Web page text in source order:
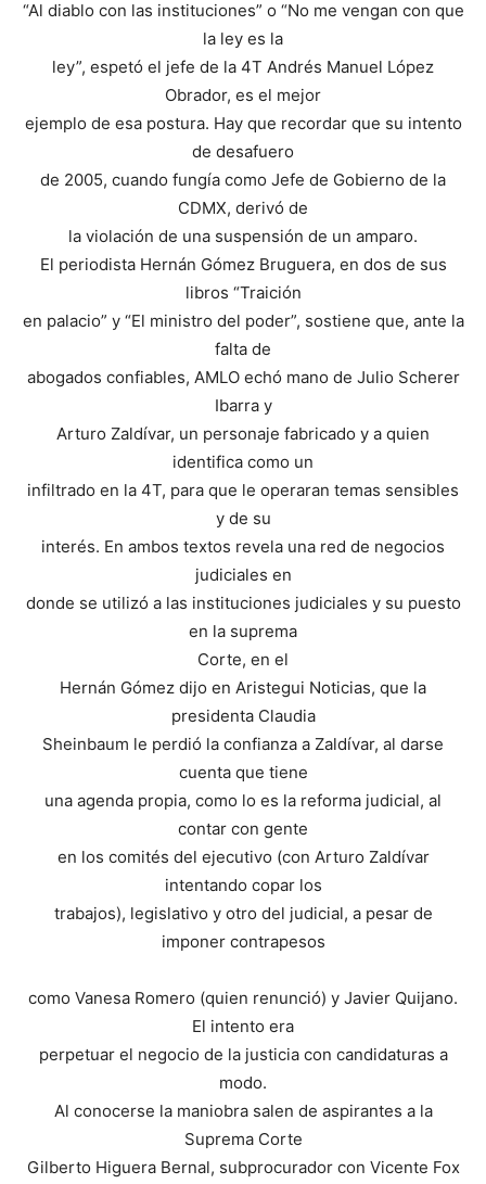
“Al diablo con las instituciones” o “No me vengan con que
la ley es la
ley”, espetó el jefe de la 4T Andrés Manuel López
Obrador, es el mejor
ejemplo de esa postura. Hay que recordar que su intento
de desafuero
de 2005, cuando fungía como Jefe de Gobierno de la
CDMX, derivó de
la violación de una suspensión de un amparo.
El periodista Hernán Gómez Bruguera, en dos de sus
libros “Traición
en palacio” y “El ministro del poder”, sostiene que, ante la
falta de
abogados confiables, AMLO echó mano de Julio Scherer
Ibarra y
Arturo Zaldívar, un personaje fabricado y a quien
identifica como un
infiltrado en la 4T, para que le operaran temas sensibles
y de su
interés. En ambos textos revela una red de negocios
judiciales en
donde se utilizó a las instituciones judiciales y su puesto
en la suprema
Corte, en el
Hernán Gómez dijo en Aristegui Noticias, que la
presidenta Claudia
Sheinbaum le perdió la confianza a Zaldívar, al darse
cuenta que tiene
una agenda propia, como lo es la reforma judicial, al
contar con gente
en los comités del ejecutivo (con Arturo Zaldívar
intentando copar los
trabajos), legislativo y otro del judicial, a pesar de
imponer contrapesos
como Vanesa Romero (quien renunció) y Javier Quijano.
El intento era
perpetuar el negocio de la justicia con candidaturas a
modo.
Al conocerse la maniobra salen de aspirantes a la
Suprema Corte
Gilberto Higuera Bernal, subprocurador con Vicente Fox